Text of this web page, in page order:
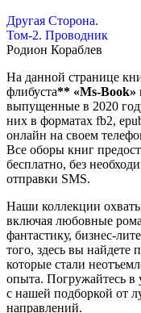
Другая Сторона.
Том-2. Проводник
Родион Кораблев
На данной странице
флибуста** «Ms-Book»
выпущенные в 2020
них в форматах fb2,
онлайн на своем
Все оборы книг
бесплатно, без
отправки SMS.
Наши коллекции
включая любовные
фантастику, бизнес-
того, здесь вы найдете
которые стали
опыта. Погружайтесь в
с нашей подборкой от
направлений.